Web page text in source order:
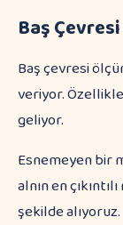
Baş
Baş çevresi
veriyor.
geliyor.
Esnemeyen bir
alnın en
şekilde alıyoruz.